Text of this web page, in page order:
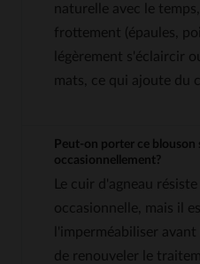
naturelle avec le
frottement (épaules,
légèrement s'éclaircir
mats, ce qui ajoute du
Peut-on porter ce blouson
occasionnellement?
Le cuir d'agneau
occasionnelle, mais il
l'imperméabiliser
de renouveler le